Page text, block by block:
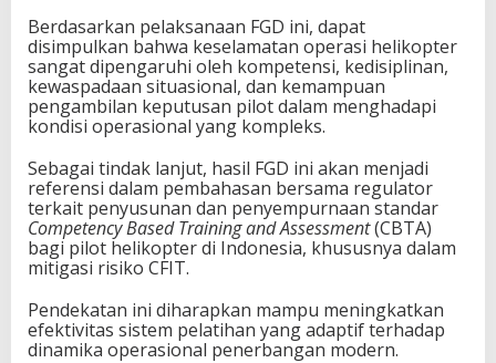
Berdasarkan pelaksanaan FGD ini, dapat
disimpulkan bahwa keselamatan operasi helikopter
sangat dipengaruhi oleh kompetensi, kedisiplinan,
kewaspadaan situasional, dan kemampuan
pengambilan keputusan pilot dalam menghadapi
kondisi operasional yang kompleks.
Sebagai tindak lanjut, hasil FGD ini akan menjadi
referensi dalam pembahasan bersama regulator
terkait penyusunan dan penyempurnaan standar
Competency Based Training and Assessment(CBTA)
bagi pilot helikopter di Indonesia, khususnya dalam
mitigasi risiko CFIT.
Pendekatan ini diharapkan mampu meningkatkan
efektivitas sistem pelatihan yang adaptif terhadap
dinamika operasional penerbangan modern.